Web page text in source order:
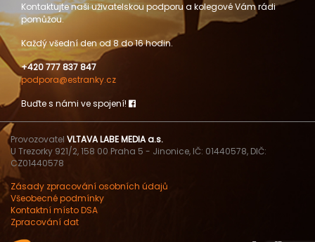
Kontaktujte naši uživatelskou podporu a kolegové Vám rádi
pomůžou.
Každý všední den od 8 do 16 hodin.
+420 777 837 847
podpora@estranky.cz
Buďte s námi ve spojení!
Provozovatel VLTAVA LABE MEDIA a.s.
U Trezorky 921/2, 158 00 Praha 5 - Jinonice, IČ: 01440578, DIČ:
CZ01440578
Zásady zpracování osobních údajů
Všeobecné podmínky
Kontaktní místo DSA
Zpracování dat